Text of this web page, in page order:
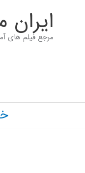
مرجع فیلم های